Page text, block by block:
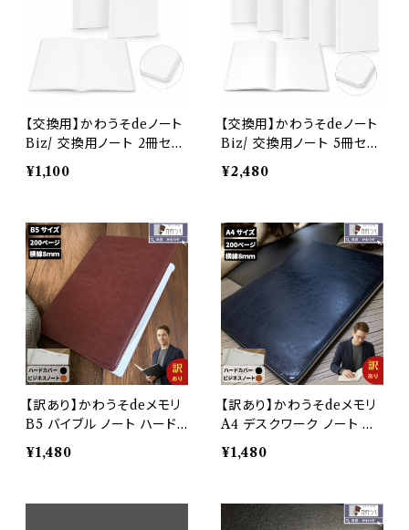
【交換用】かわうそdeノート
Biz/ 交換用ノート 2冊セッ
ト B6小さめ 約160ページ
約80枚 専用リフィル 罫線
2×112mm
¥1,100
【交換用】かわうそdeノート
Biz/ 交換用ノート 5冊セッ
ト B6小さめ 約160ページ
約80枚 専用リフィル 罫線
2×112mm
¥2,480
【訳あり】かわうそdeメモリ
B5 バイブル ノート ハード
カバー ｂ5 おしゃれ メモ 持
ち運び 飲食店 高級感 ビジ
odo オフィス ブラック ブラ
¥1,480
【訳あり】かわうそdeメモリ
A4 デスクワーク ノート ハ
ードカバー a4 おしゃれ メ
モ 持ち運び 飲食店 高級感
革 todo オフィス ブラック
ブラウン メンズ レディース
¥1,480